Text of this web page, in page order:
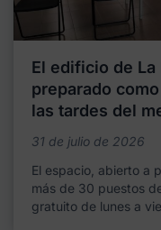
El edificio de
preparado
las tardes del
31 de julio de 2026
El espacio, abierto a
más de 30 puestos
gratuito de lunes a